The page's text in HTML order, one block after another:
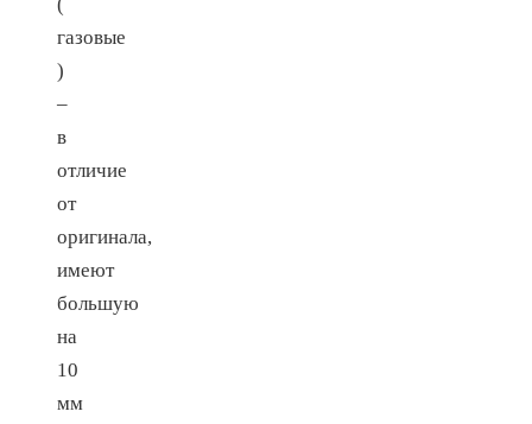
газовые
)
–
в
отличие
от
оригинала,
имеют
большую
на
10
мм